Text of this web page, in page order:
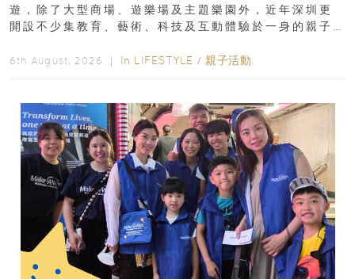
遊，除了大型商場、遊樂場及主題樂園外，近年深圳更
開設不少集教育、藝術、科技及互動體驗於一身的親子
6th August, 2026 ｜ In LIFESTYLE / 親子活動